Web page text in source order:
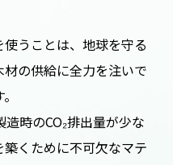
うことは、地球を守る
の供給に全力を注いで
時のCO₂排出量が少な
くために不可欠なマテ